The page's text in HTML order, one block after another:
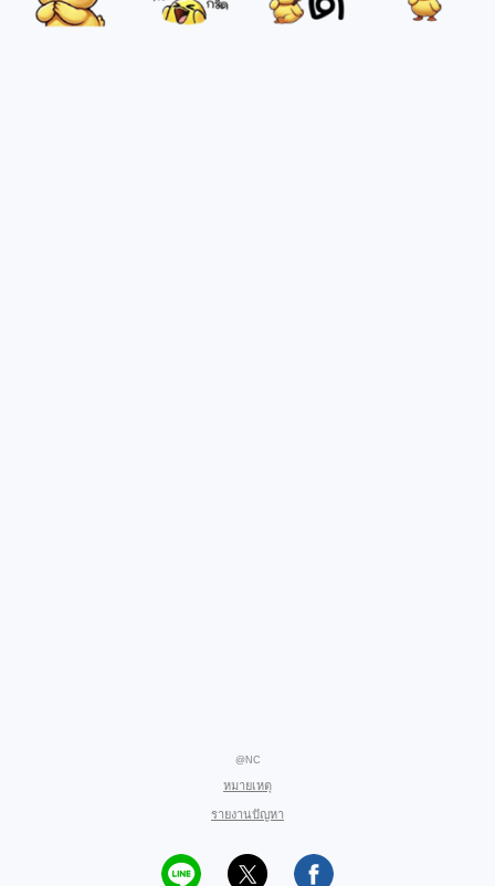
@NC
หมายเหตุ
รายงานปัญหา